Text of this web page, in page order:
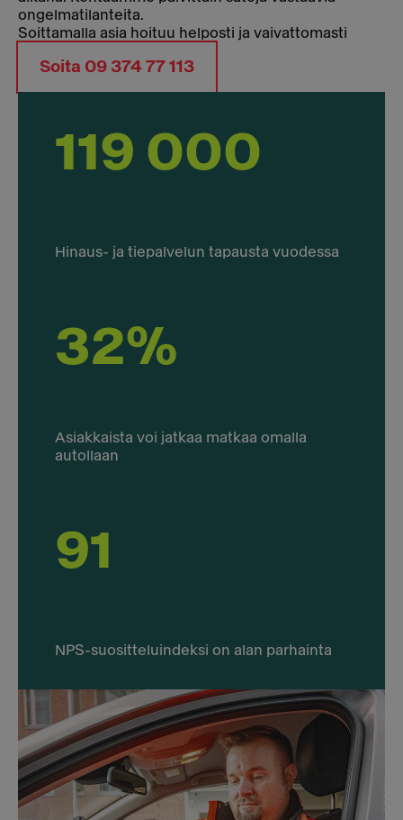
ongelmatilanteita.
Soittamalla asia hoituu helposti ja vaivattomasti
Soita 09 374 77 113
119 000
Hinaus- ja tiepalvelun tapausta vuodessa
32%
Asiakkaista voi jatkaa matkaa omalla
autollaan
91
NPS-suositteluindeksi on alan parhainta